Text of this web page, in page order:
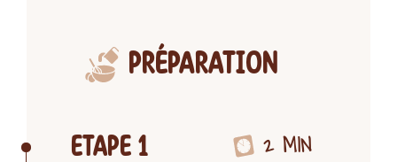
PRÉPARATION
ETAPE 1 2 MIN